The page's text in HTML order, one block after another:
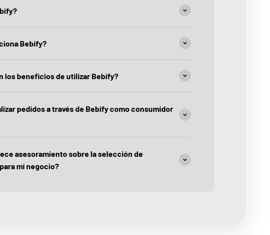
Bebify?
los beneficios de utilizar Bebify?
pedidos a través de Bebify como consumidor
asesoramiento sobre la selección de
mi negocio?